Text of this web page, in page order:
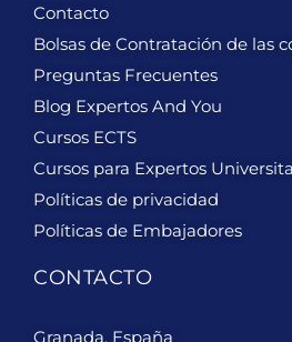
Contacto
Bolsas de Contratación de las
Preguntas Frecuentes
Blog Expertos And You
Cursos ECTS
Cursos para Expertos
Políticas de privacidad
Políticas de Embajadores
CONTACTO
Granada, España